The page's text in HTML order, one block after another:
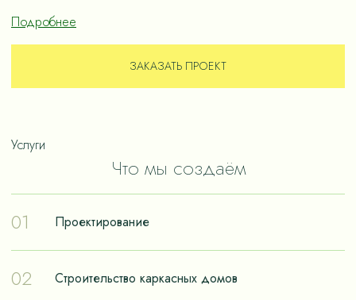
Подробнее
ЗАКАЗАТЬ ПРОЕКТ
Услуги
Что мы создаём
01
Проектирование
реализации мечты о собственном доме. Чтобы дом
02 Строительство каркасных домов